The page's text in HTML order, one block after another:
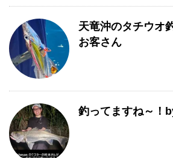
天竜沖のタチウオ
お客さん
釣ってますね～！